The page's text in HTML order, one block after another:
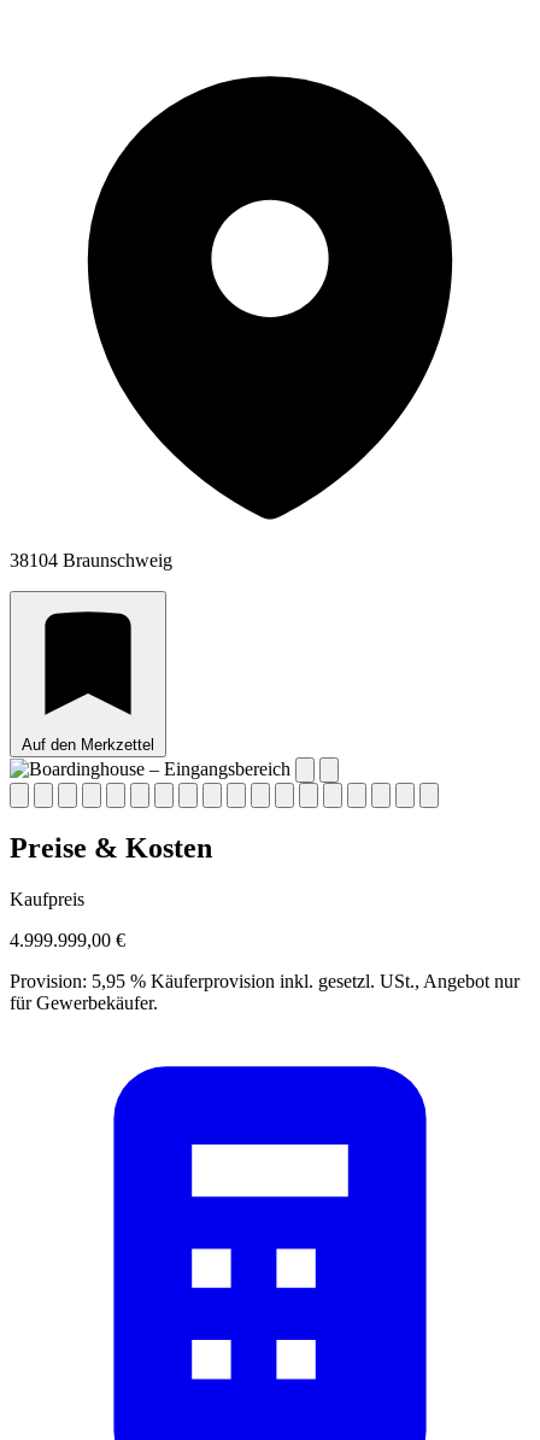
38104 Braunschweig
Auf den Merkzettel
Preise & Kosten
Kaufpreis
4.999.999,00 €
Provision: 5,95 % Käuferprovision inkl. gesetzl. USt., Angebot nur
für Gewerbekäufer.